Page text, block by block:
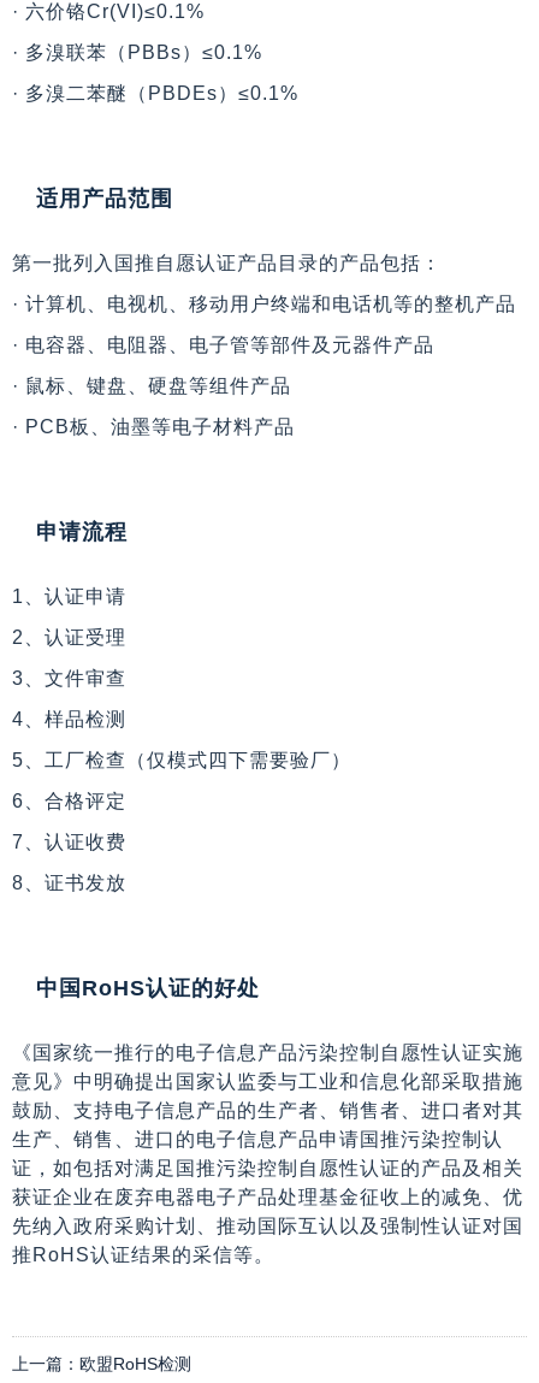
· 六价铬Cr(VI)≤0.1%
· 多溴联苯（PBBs）≤0.1%
· 多溴二苯醚（PBDEs）≤0.1%
适用产品范围
第一批列入国推自愿认证产品目录的产品包括：
· 计算机、电视机、移动用户终端和电话机等的整机产品
· 电容器、电阻器、电子管等部件及元器件产品
· 鼠标、键盘、硬盘等组件产品
· PCB板、油墨等电子材料产品
申请流程
1、认证申请
2、认证受理
3、文件审查
4、样品检测
5、工厂检查（仅模式四下需要验厂）
6、合格评定
7、认证收费
8、证书发放
中国RoHS认证的好处
《国家统一推行的电子信息产品污染控制自愿性认证实施
意见》中明确提出国家认监委与工业和信息化部采取措施
鼓励、支持电子信息产品的生产者、销售者、进口者对其
生产、销售、进口的电子信息产品申请国推污染控制认
证，如包括对满足国推污染控制自愿性认证的产品及相关
获证企业在废弃电器电子产品处理基金征收上的减免、优
先纳入政府采购计划、推动国际互认以及强制性认证对国
推RoHS认证结果的采信等。
上一篇： 欧盟RoHS检测